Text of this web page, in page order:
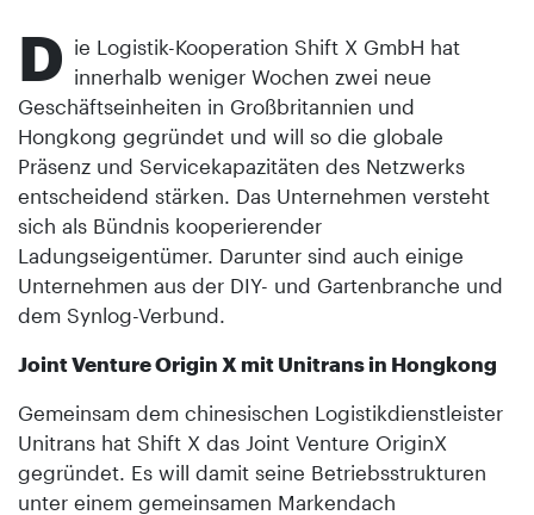
D ie Logistik-Kooperation Shift X GmbH hat
innerhalb weniger Wochen zwei neue
Geschäftseinheiten in Großbritannien und
Hongkong gegründet und will so die globale
Präsenz und Servicekapazitäten des Netzwerks
entscheidend stärken. Das Unternehmen versteht
sich als Bündnis kooperierender
Ladungseigentümer. Darunter sind auch einige
Unternehmen aus der DIY- und Gartenbranche und
dem Synlog-Verbund.
Joint Venture Origin X mit Unitrans in Hongkong
Gemeinsam dem chinesischen Logistikdienstleister
Unitrans hat Shift X das Joint Venture OriginX
gegründet. Es will damit seine Betriebsstrukturen
unter einem gemeinsamen Markendach